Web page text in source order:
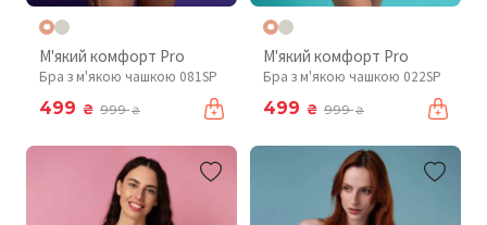
М'який комфорт Pro
Бра з м'якою чашкою 081SP
499 ₴ 999₴
М'який комфорт Pro
Бра з м'якою чашкою 022SP
499 ₴ 999₴